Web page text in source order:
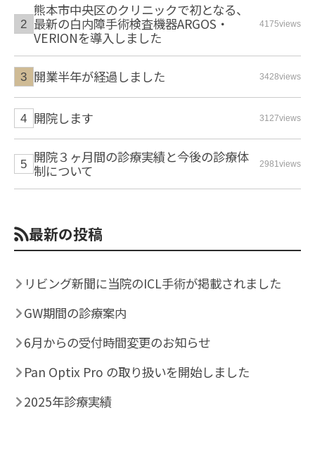
熊本市中央区のクリニックで初となる、
最新の白内障手術検査機器ARGOS・
VERIONを導入しました
4175views
開業半年が経過しました 3428views
開院します 3127views
開院３ヶ月間の診療実績と今後の診療体
制について
2981views
最新の投稿
リビング新聞に当院のICL手術が掲載されました
GW期間の診療案内
6月からの受付時間変更のお知らせ
Pan Optix Pro の取り扱いを開始しました
2025年診療実績